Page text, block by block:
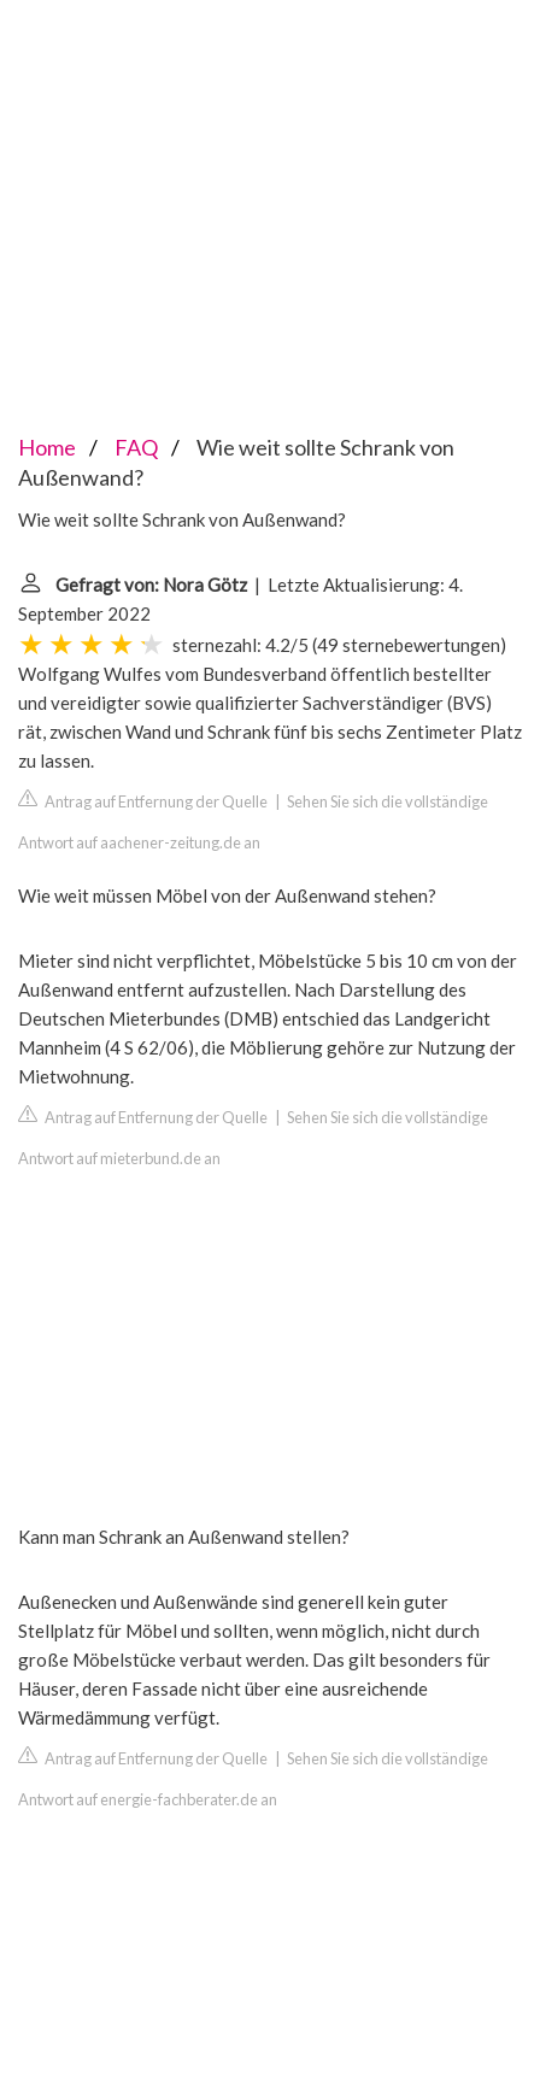
Home FAQ
Wie weit sollte Schrank von
Außenwand?
Wie weit sollte Schrank von Außenwand?
Gefragt von: Nora Götz| Letzte Aktualisierung: 4.
September 2022
sternezahl: 4.2/5 (49 sternebewertungen)
Wolfgang Wulfes vom Bundesverband öffentlich bestellter
und vereidigter sowie qualifizierter Sachverständiger (BVS)
rät, zwischen Wand und Schrank fünf bis sechs Zentimeter Platz
zu lassen.
Antrag auf Entfernung der Quelle Sehen Sie sich die vollständige
Antwort auf aachener-zeitung.de an
Wie weit müssen Möbel von der Außenwand stehen?
Mieter sind nicht verpflichtet, Möbelstücke 5 bis 10 cm von der
Außenwand entfernt aufzustellen. Nach Darstellung des
Deutschen Mieterbundes (DMB) entschied das Landgericht
Mannheim (4 S 62/06), die Möblierung gehöre zur Nutzung der
Mietwohnung.
Antrag auf Entfernung der Quelle Sehen Sie sich die vollständige
Antwort auf mieterbund.de an
Kann man Schrank an Außenwand stellen?
Außenecken und Außenwände sind generell kein guter
Stellplatz für Möbel und sollten, wenn möglich, nicht durch
große Möbelstücke verbaut werden. Das gilt besonders für
Häuser, deren Fassade nicht über eine ausreichende
Wärmedämmung verfügt.
Antrag auf Entfernung der Quelle Sehen Sie sich die vollständige
Antwort auf energie-fachberater.de an